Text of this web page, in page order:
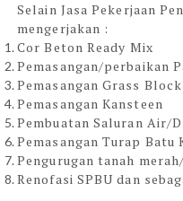
Selain Jasa Pekerjaan
mengerjakan :
Cor Beton Ready Mix
Pemasangan/perbaikan
Pemasangan Grass Block
Pemasangan Kansteen
Pembuatan Saluran Air/
Pemasangan Turap Batu
Pengurugan tanah
Renofasi SPBU dan